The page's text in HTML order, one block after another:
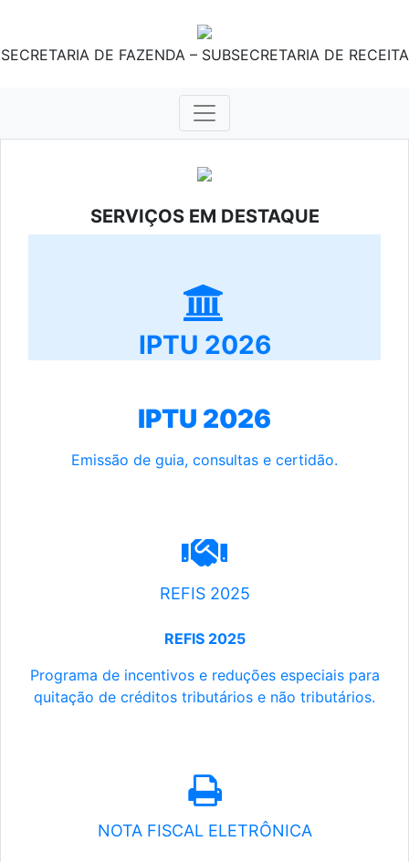
SECRETARIA DE FAZENDA – SUBSECRETARIA DE RECEITA
SERVIÇOS EM DESTAQUE
IPTU 2026
IPTU 2026
Emissão de guia, consultas e certidão.
REFIS 2025
REFIS 2025
Programa de incentivos e reduções especiais para
quitação de créditos tributários e não tributários.
NOTA FISCAL ELETRÔNICA